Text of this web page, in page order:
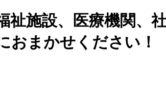
施設、医療機関、
おまかせください！